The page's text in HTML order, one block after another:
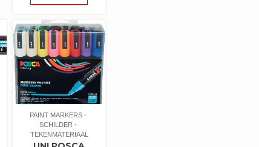
PAINT MARKERS
SCHILDER
TEKENMATERIAAL